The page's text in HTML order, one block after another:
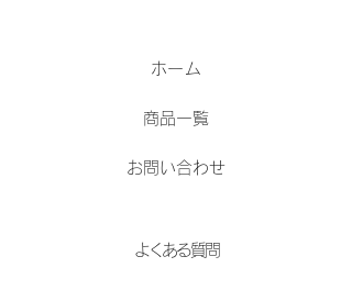
ホーム
商品一覧
お問い合わせ
よくある質問